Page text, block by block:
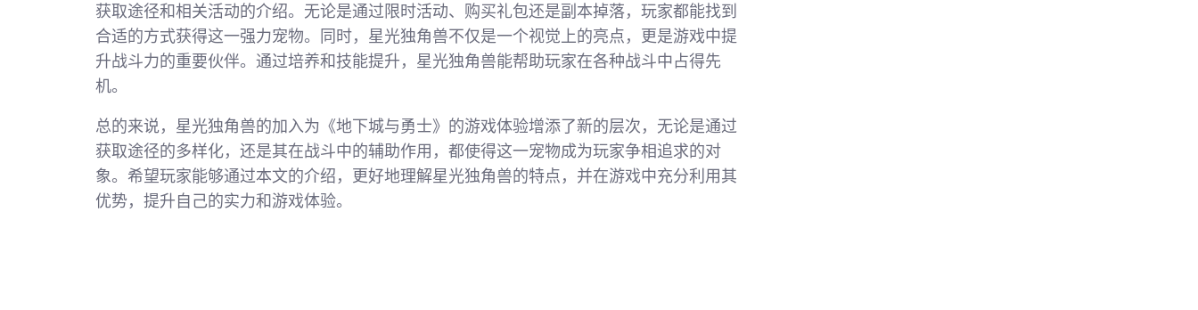
获取途径和相关活动的介绍。无论是通过限时活动、购买礼包还是副本掉落，玩家都能找到
合适的方式获得这一强力宠物。同时，星光独角兽不仅是一个视觉上的亮点，更是游戏中提
升战斗力的重要伙伴。通过培养和技能提升，星光独角兽能帮助玩家在各种战斗中占得先
机。
总的来说，星光独角兽的加入为《地下城与勇士》的游戏体验增添了新的层次，无论是通过
获取途径的多样化，还是其在战斗中的辅助作用，都使得这一宠物成为玩家争相追求的对
象。希望玩家能够通过本文的介绍，更好地理解星光独角兽的特点，并在游戏中充分利用其
优势，提升自己的实力和游戏体验。